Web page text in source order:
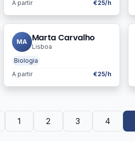
A partir
€25/h
MA Marta Carvalho
Lisboa
Biologia
A partir
€25/h
1 2 3 4